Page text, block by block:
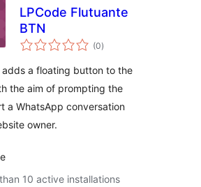
LPCode Flutuante
BTN
(0total
ratings
)
adds a floating button to the
the aim of prompting the
a WhatsApp conversation
owner.
10 active installations